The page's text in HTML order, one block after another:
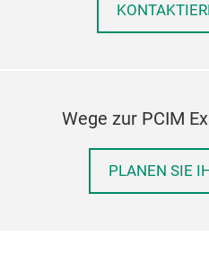
Wege zur PCIM
PLANEN SIE